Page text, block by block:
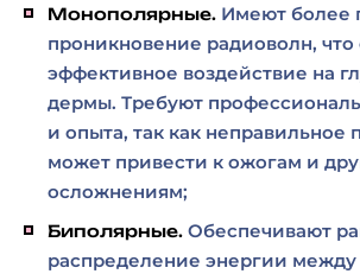
Монополярные. Имеют более
проникновение радиоволн, что
эффективное воздействие на
дермы. Требуют
и опыта, так как неправильное
может привести к ожогам и
осложнениям;
Биполярные. Обеспечивают
распределение энергии между